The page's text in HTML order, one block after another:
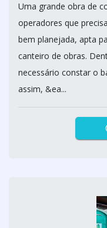
Uma grande obra de
operadores que
bem planejada, apta
canteiro de obras.
necessário constar o
assim, &ea...